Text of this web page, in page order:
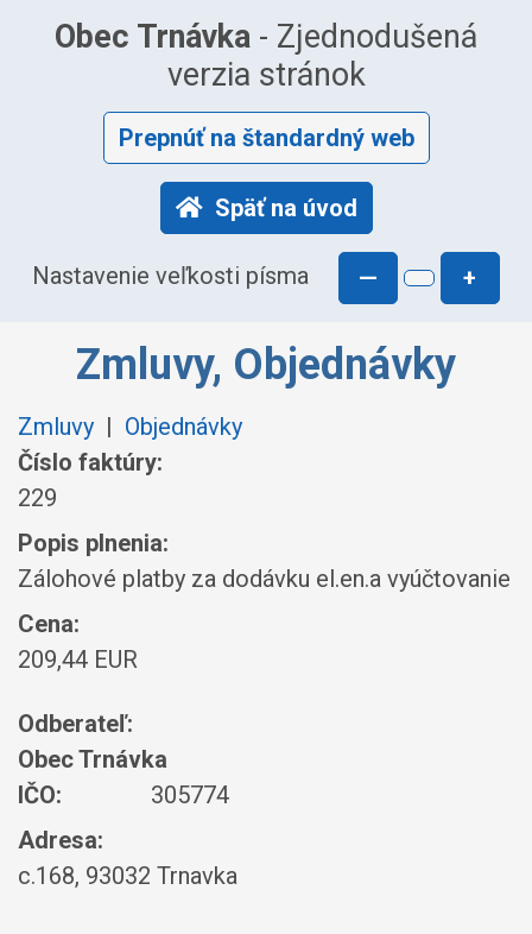
Obec Trnávka - Zjednodušená
verzia stránok
Prepnúť na štandardný web
Späť na úvod
Nastavenie veľkosti písma — +
Zmluvy, Objednávky
Zmluvy | Objednávky
Číslo faktúry:
229
Popis plnenia:
Zálohové platby za dodávku el.en.a vyúčtovanie
Cena:
209,44 EUR
Odberateľ:
Obec Trnávka
IČO:
305774
Adresa:
c.168, 93032 Trnavka